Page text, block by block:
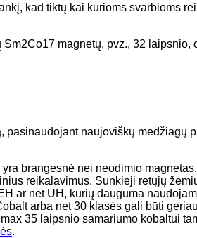
kad tiktų kai kurioms svarbioms
magnetų, pvz., 32
naujoviškų medžiagų
brangesnė nei neodimio
reikalavimus. Sunkieji retųjų
ar net UH, kurių dauguma
arba net 30 klasės gali būti
35 laipsnio samariumo kobaltui
.